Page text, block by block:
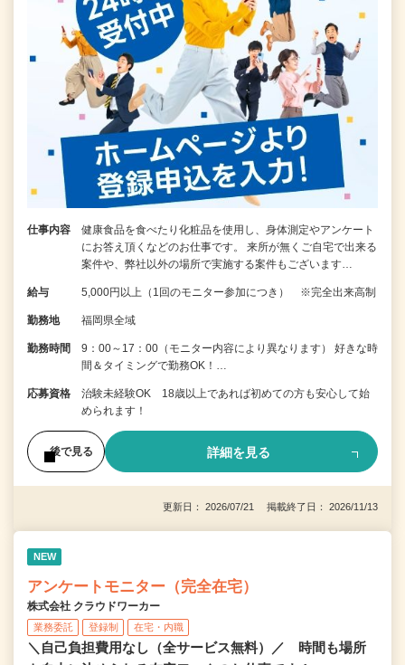
仕事内容
健康食品を食べたり化粧品を使用し、身体測定やアンケート
にお答え頂くなどのお仕事です。 来所が無くご自宅で出来る
案件や、弊社以外の場所で実施する案件もございます…
給与 5,000円以上（1回のモニター参加につき） ※完全出来高制
勤務地 福岡県全域
勤務時間
9：00～17：00（モニター内容により異なります） 好きな時
間＆タイミングで勤務OK！…
応募資格
治験未経験OK 18歳以上であれば初めての方も安心して始
められます！
後で見る 詳細を見る
更新日： 2026/07/21 掲載終了日： 2026/11/13
NEW
アンケートモニター（完全在宅）
株式会社 クラウドワーカー
業務委託 登録制 在宅・内職
＼自己負担費用なし（全サービス無料）／ 時間も場所